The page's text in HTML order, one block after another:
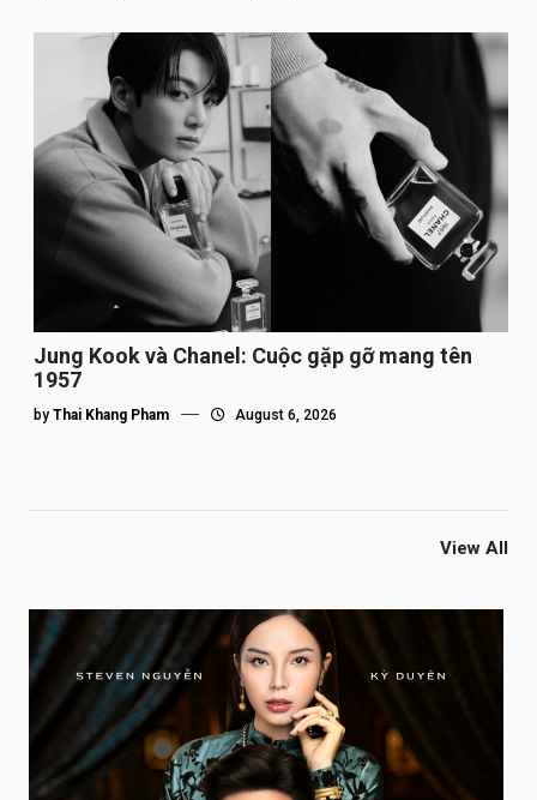
Jung Kook và Chanel: Cuộc gặp gỡ mang tên
1957
by Thai Khang Pham August 6, 2026
View All